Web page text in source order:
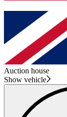
Auction house
Show vehicle